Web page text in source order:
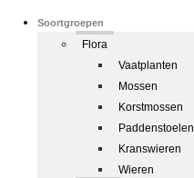
Soortgroepen
Flora
Vaatplanten
Mossen
Korstmossen
Paddenstoelen
Kranswieren
Wieren